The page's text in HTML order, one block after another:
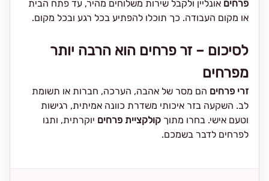
פרחים אונליין ולקבל שירות משלוחים מהיר, עד פתח הבית
או מקום העבודה. כך תוכלו להפתיע בכל רגע ובכל מקום.
לסיכום – זר פרחים הוא הרבה יותר
מפרחים
זרי פרחים הם מסר של אהבה, הערכה, חברות או תשומת
לב. השקעה בזר איכותי משדרת כוונה אמיתית, רגישות
וטעם אישי. בחרו מתוך קולקציית פרחים יוקרתית, ותנו
לפרחים לדבר בשמכם.